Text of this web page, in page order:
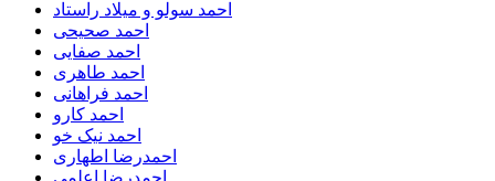
احمد سولو و میلاد راستاد
احمد صحیحی
احمد صفایی
احمد طاهری
احمد فراهانی
احمد کارو
احمد نیک خو
احمدرضا اطهاری
احمدرضا اعلمی